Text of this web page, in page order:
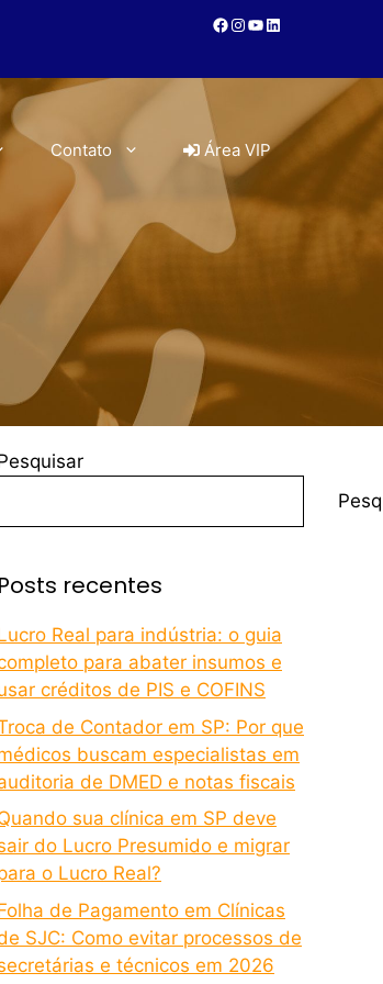
Contato Área VIP
Posts recentes
Real para indústria: o guia
para abater insumos e
créditos de PIS e COFINS
de Contador em SP: Por que
buscam especialistas em
de DMED e notas fiscais
sua clínica em SP deve
do Lucro Presumido e migrar
o Lucro Real?
de Pagamento em Clínicas
SJC: Como evitar processos de
e técnicos em 2026